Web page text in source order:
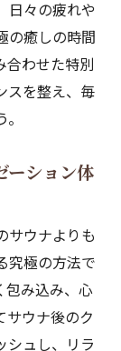
日々の疲れや
の癒しの時間
合わせた特別
スを整え、毎
ーション体
サウナよりも
究極の方法で
包み込み、心
サウナ後のク
シュし、リラ